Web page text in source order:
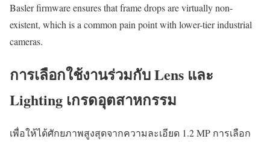
Basler firmware ensures that frame drops are virtually non-
existent, which is a common pain point with lower-tier industrial
cameras.
การเลือกใช้งานร่วมกับ Lens และ
Lighting เกรดอุตสาหกรรม
เพื่อให้ได้ศักยภาพสูงสุดจากความละเอียด 1.2 MP การเลือก